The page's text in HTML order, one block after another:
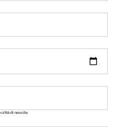
città di nascita